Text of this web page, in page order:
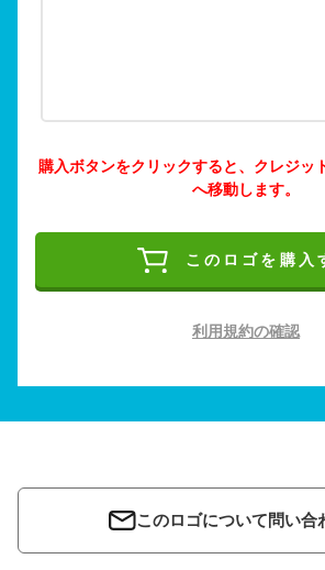
購入ボタンをクリックすると、クレジッ
へ移動します。
このロゴを購入
利用規約の確認
このロゴについて問い合